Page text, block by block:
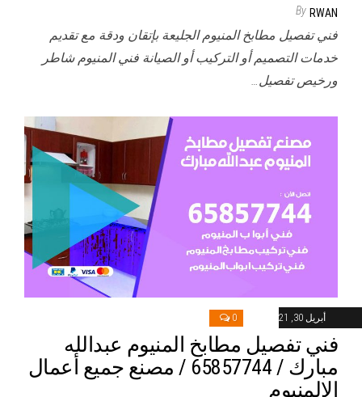
By RWAN
فني تفصيل مطابخ المنيوم الجليعة بإتقان ودقة مع تقديم
خدمات التصميم أو التركيب أو الصيانة فني المنيوم شاطر
ورخيص تفصيل…
أبريل 30, 2021 0
فني تفصيل مطابخ المنيوم عبدالله
مبارك / 65857744 / مصنع جميع أعمال
الالمنيوم